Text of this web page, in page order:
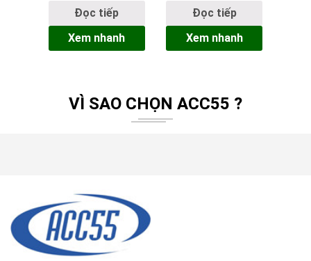
Đọc tiếp
Xem nhanh
4500LSĐọc tiếp
Xem nhanh
VÌ SAO CHỌN ACC55 ?